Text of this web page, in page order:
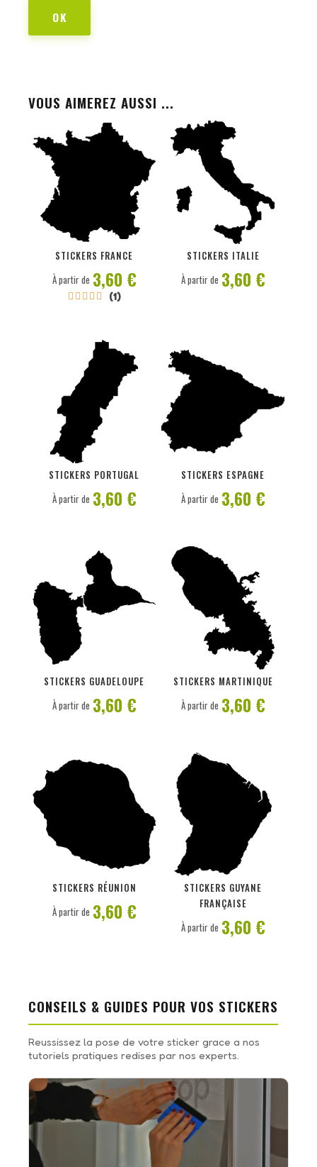
OK
VOUS AIMEREZ AUSSI ...
STICKERS FRANCE
     (1)
PERSONNALISER
À partir de 3,60 €
STICKERS ITALIE
PERSONNALISER
À partir de 3,60 €
STICKERS PORTUGAL
PERSONNALISER
À partir de 3,60 €
STICKERS ESPAGNE
À partir de 3,60 €
STICKERS GUADELOUPE
À partir de 3,60 €
STICKERS MARTINIQUE
À partir de 3,60 €
STICKERS RÉUNION
PERSONNALISER
À partir de 3,60 €
STICKERS GUYANE
FRANÇAISE
PERSONNALISER
À partir de 3,60 €
CONSEILS & GUIDES POUR VOS STICKERS
Reussissez la pose de votre sticker grace a nos
tutoriels pratiques redises par nos experts.